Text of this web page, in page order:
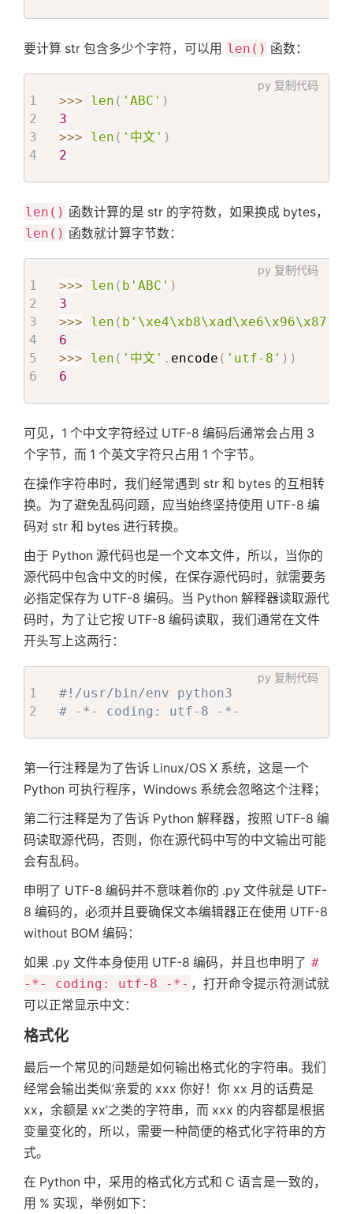
页
标
签
要计算 str 包含多少个字符，可以用 len() 函数：
py 复制代码
>>> len ( 'ABC' )
3
>>> len ( '中文' )
2
len() 函数计算的是 str 的字符数，如果换成 bytes，
len() 函数就计算字节数：
py 复制代码
>>> len ( b'ABC' )
3
>>> len ( b'\xe4\xb8\xad\xe6\x96\x87'
6
>>> len ( '中文' . encode ( 'utf-8' ) )
6
可见，1 个中文字符经过 UTF-8 编码后通常会占用 3
个字节，而 1 个英文字符只占用 1 个字节。
在操作字符串时，我们经常遇到 str 和 bytes 的互相转
换。为了避免乱码问题，应当始终坚持使用 UTF-8 编
码对 str 和 bytes 进行转换。
由于 Python 源代码也是一个文本文件，所以，当你的
源代码中包含中文的时候，在保存源代码时，就需要务
必指定保存为 UTF-8 编码。当 Python 解释器读取源代
码时，为了让它按 UTF-8 编码读取，我们通常在文件
开头写上这两行：
py 复制代码
#!/usr/bin/env python3
# -*- coding: utf-8 -*-
第一行注释是为了告诉 Linux/OS X 系统，这是一个
Python 可执行程序，Windows 系统会忽略这个注释；
第二行注释是为了告诉 Python 解释器，按照 UTF-8 编
码读取源代码，否则，你在源代码中写的中文输出可能
会有乱码。
申明了 UTF-8 编码并不意味着你的 .py 文件就是 UTF-
8 编码的，必须并且要确保文本编辑器正在使用 UTF-8
without BOM 编码：
如果 .py 文件本身使用 UTF-8 编码，并且也申明了 #
-*- coding: utf-8 -*- ，打开命令提示符测试就
可以正常显示中文：
格式化
最后一个常见的问题是如何输出格式化的字符串。我们
经常会输出类似’亲爱的 xxx 你好！你 xx 月的话费是
xx，余额是 xx’之类的字符串，而 xxx 的内容都是根据
变量变化的，所以，需要一种简便的格式化字符串的方
式。
在 Python 中，采用的格式化方式和 C 语言是一致的，
用 % 实现，举例如下：